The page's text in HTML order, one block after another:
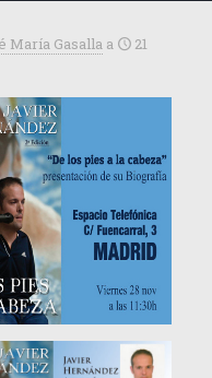
María Gasalla a
21